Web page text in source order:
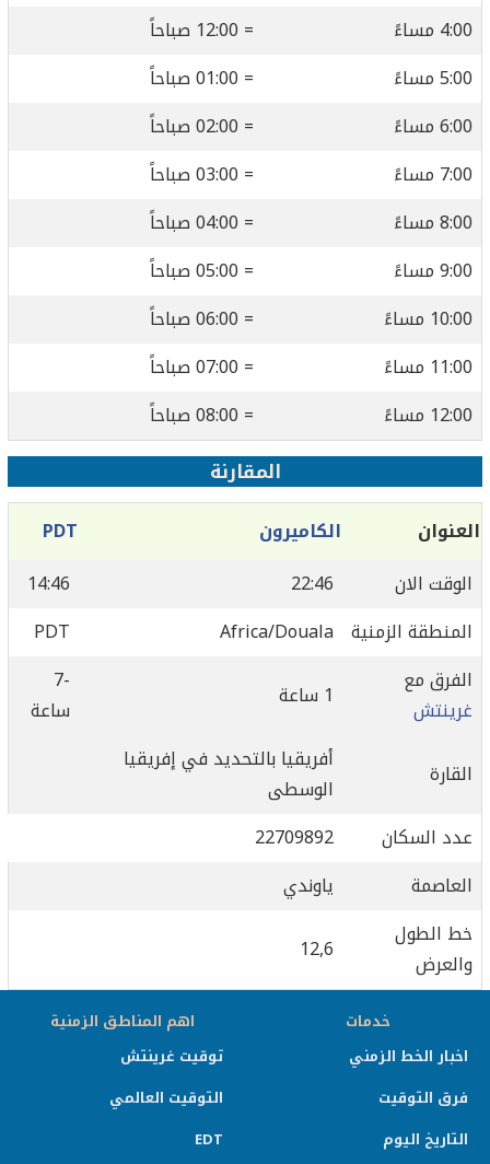
4:00 مساءً
= 12:00 صباحاً
5:00 مساءً
= 01:00 صباحاً
6:00 مساءً
= 02:00 صباحاً
7:00 مساءً
= 03:00 صباحاً
8:00 مساءً
= 04:00 صباحاً
9:00 مساءً
= 05:00 صباحاً
10:00 مساءً
= 06:00 صباحاً
11:00 مساءً
= 07:00 صباحاً
12:00 مساءً
= 08:00 صباحاً
المقارنة
العنوان الكاميرون
PDT
الوقت الان
22:46
14:46
المنطقة الزمنية Africa/Douala
PDT
الفرق مع
غرينتش
1 ساعة
-7
ساعة
القارة
أفريقيا بالتحديد في إفريقيا
الوسطى
عدد السكان
22709892
العاصمة
ياوندي
خط الطول
والعرض
12,6
خدمات
اخبار الخط الزمني
فرق التوقيت
التاريخ اليوم
اهم المناطق الزمنية
توقيت غرينتش
التوقيت العالمي
EDT